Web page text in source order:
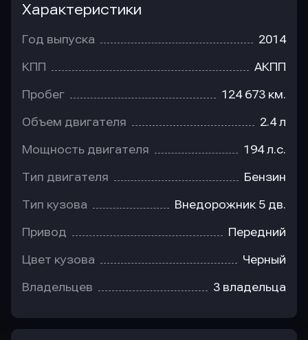
Характеристики
Год выпуска 2014
КПП АКПП
Пробег 124 673 км.
Объем двигателя 2.4 л
Мощность двигателя 194 л.с.
Тип двигателя Бензин
Тип кузова Внедорожник 5 дв.
Привод Передний
Цвет кузова Черный
Владельцев 3 владельца